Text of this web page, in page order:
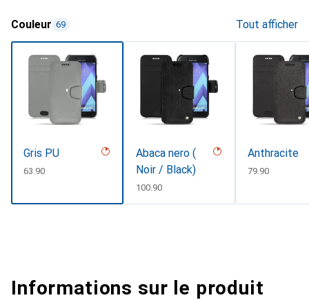
Couleur 69 Tout afficher
Gris PU
CHF
63.90
Abaca nero (
Noir / Black)
CHF
100.90
Anthracite
CHF
79.90
Informations sur le produit